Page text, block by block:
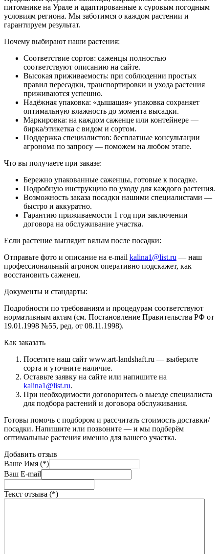
питомнике на Урале и адаптированные к суровым погодным
условиям региона. Мы заботимся о каждом растении и
гарантируем результат.
Почему выбирают наши растения:
Соответствие сортов: саженцы полностью
соответствуют описанию на сайте.
Высокая приживаемость: при соблюдении простых
правил пересадки, транспортировки и ухода растения
приживаются успешно.
Надёжная упаковка: «дышащая» упаковка сохраняет
оптимальную влажность до момента высадки.
Маркировка: на каждом саженце или контейнере —
бирка/этикетка с видом и сортом.
Поддержка специалистов: бесплатные консультации
агронома по запросу — поможем на любом этапе.
Что вы получаете при заказе:
Бережно упакованные саженцы, готовые к посадке.
Подробную инструкцию по уходу для каждого растения.
Возможность заказа посадки нашими специалистами —
быстро и аккуратно.
Гарантию приживаемости 1 год при заключении
договора на обслуживание участка.
Если растение выглядит вялым после посадки:
Отправьте фото и описание на e-mail kalina1@list.ru — наш
профессиональный агроном оперативно подскажет, как
восстановить саженец.
Документы и стандарты:
Подробности по требованиям и процедурам соответствуют
нормативным актам (см. Постановление Правительства РФ от
19.01.1998 №55, ред. от 08.11.1998).
Как заказать
Посетите наш сайт www.art-landshaft.ru — выберите
сорта и уточните наличие.
Оставьте заявку на сайте или напишите на
kalina1@list.ru.
При необходимости договоритесь о выезде специалиста
для подбора растений и договора обслуживания.
Готовы помочь с подбором и рассчитать стоимость доставки/
посадки. Напишите или позвоните — и мы подберём
оптимальные растения именно для вашего участка.
Добавить отзыв
Ваше Имя (*)
Ваш E-mail
Текст отзыва (*)